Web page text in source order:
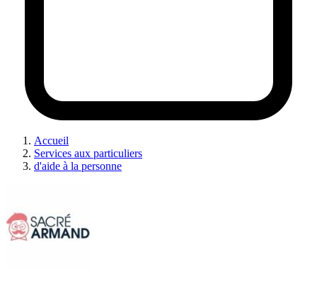
Accueil
Services aux particuliers
d'aide à la personne